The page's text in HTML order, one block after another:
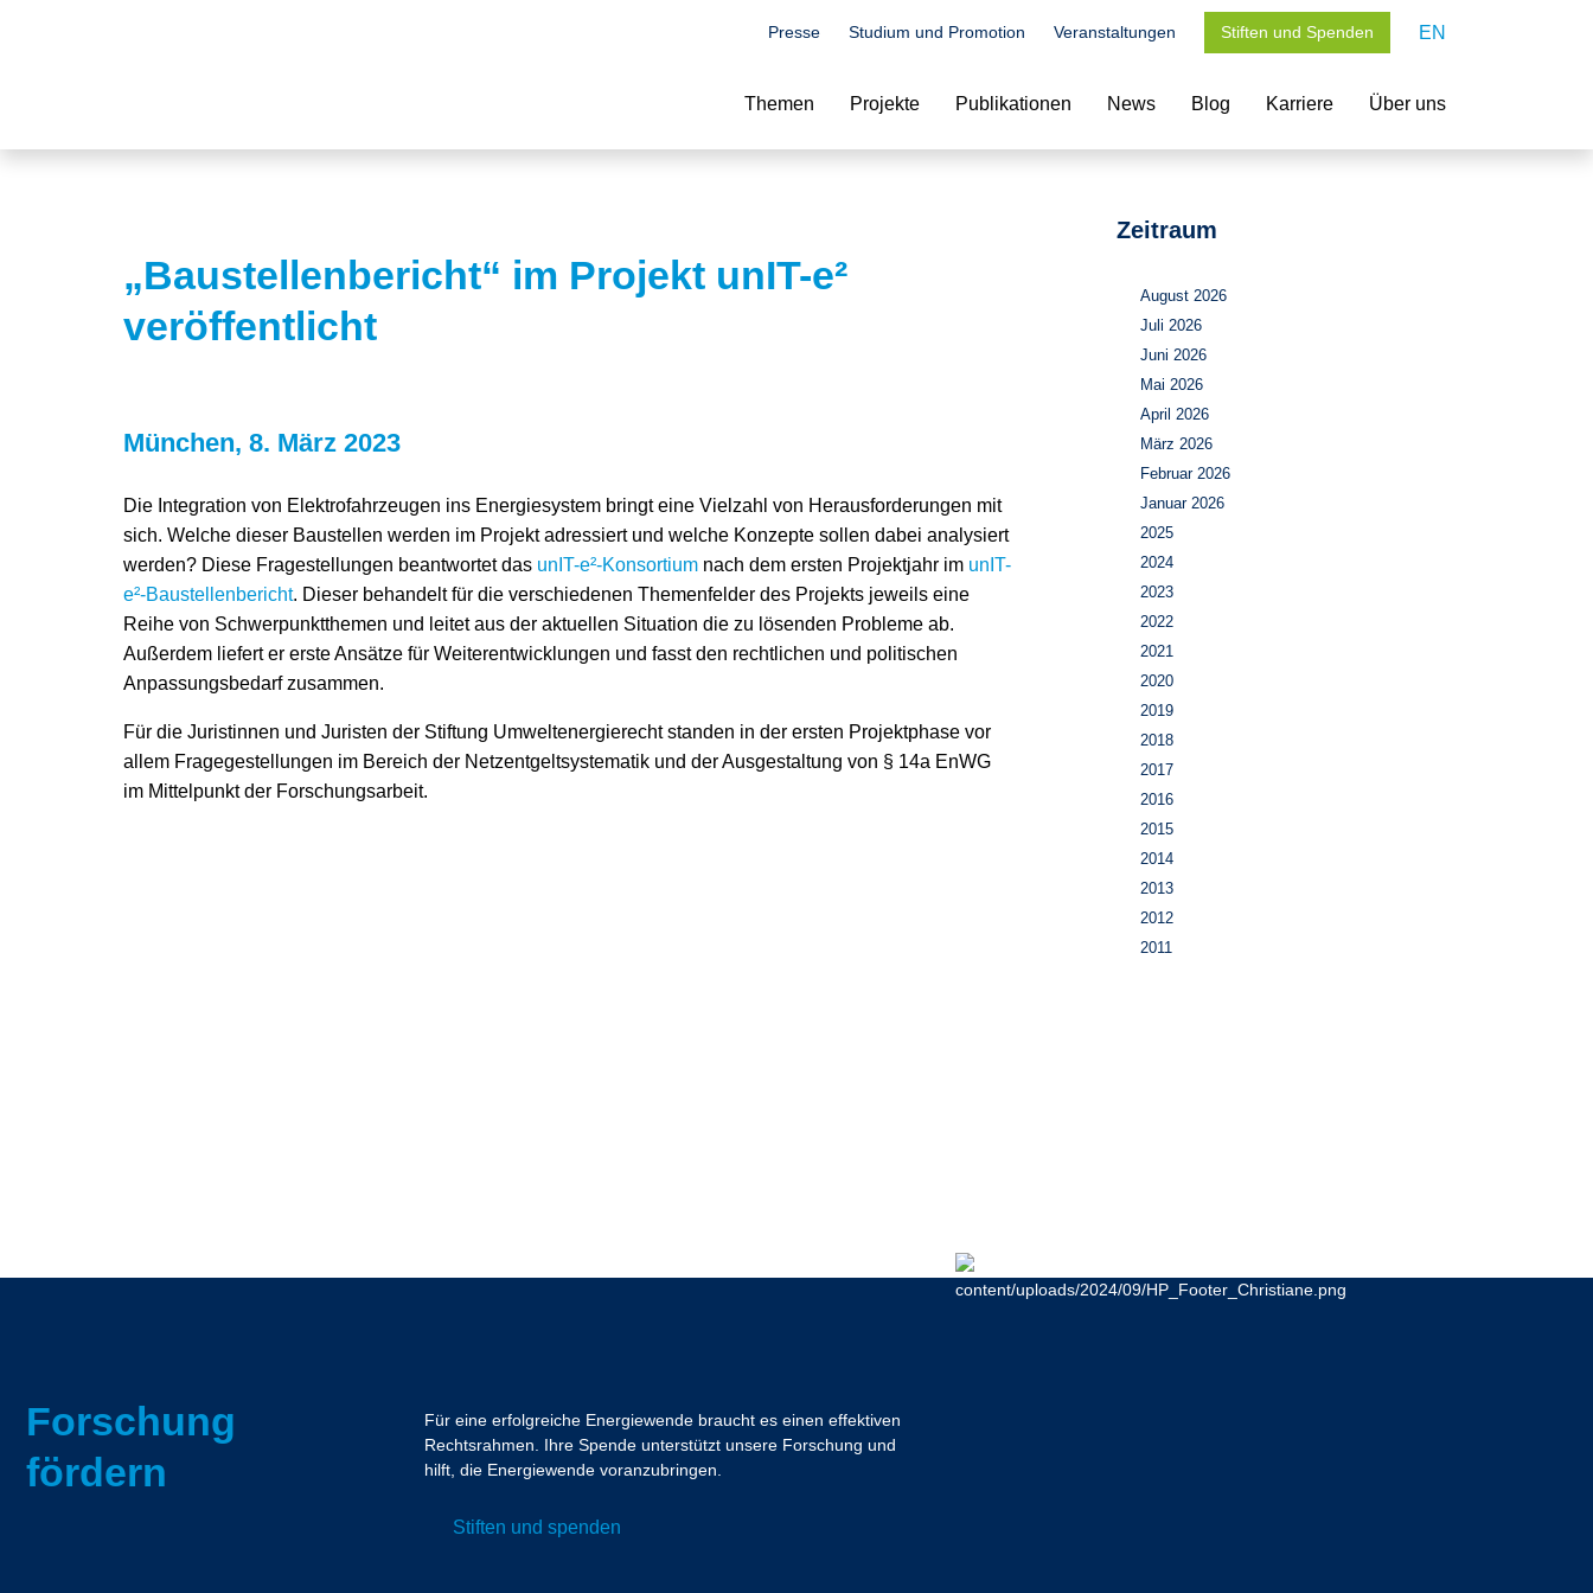
Presse Studium und Promotion Veranstaltungen Stiften und Spenden EN
Themen Projekte Publikationen News Blog Karriere Über uns
„Baustellenbericht“ im Projekt unIT-e²
veröffentlicht
München, 8. März 2023
Die Integration von Elektrofahrzeugen ins Energiesystem bringt eine Vielzahl von Herausforderungen mit
sich. Welche dieser Baustellen werden im Projekt adressiert und welche Konzepte sollen dabei analysiert
werden? Diese Fragestellungen beantwortet das unIT-e²-Konsortium nach dem ersten Projektjahr im unIT-
e²-Baustellenbericht. Dieser behandelt für die verschiedenen Themenfelder des Projekts jeweils eine
Reihe von Schwerpunktthemen und leitet aus der aktuellen Situation die zu lösenden Probleme ab.
Außerdem liefert er erste Ansätze für Weiterentwicklungen und fasst den rechtlichen und politischen
Anpassungsbedarf zusammen.
Für die Juristinnen und Juristen der Stiftung Umweltenergierecht standen in der ersten Projektphase vor
allem Fragegestellungen im Bereich der Netzentgeltsystematik und der Ausgestaltung von § 14a EnWG
im Mittelpunkt der Forschungsarbeit.
Zeitraum
August 2026
Juli 2026
Juni 2026
Mai 2026
April 2026
März 2026
Februar 2026
Januar 2026
2025
2024
2023
2022
2021
2020
2019
2018
2017
2016
2015
2014
2013
2012
2011
Forschung
fördern
Für eine erfolgreiche Energiewende braucht es einen effektiven
Rechtsrahmen. Ihre Spende unterstützt unsere Forschung und
hilft, die Energiewende voranzubringen.
Stiften und spenden